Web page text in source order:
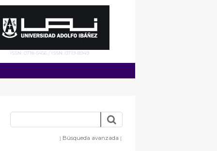
ISSN: 0718-5456 / ISSN: 0719-8949
] Búsqueda avanzada [